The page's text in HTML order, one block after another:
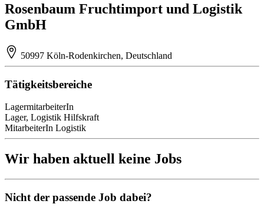
Rosenbaum Fruchtimport und Logistik
GmbH
50997 Köln-Rodenkirchen, Deutschland
Tätigkeitsbereiche
LagermitarbeiterIn
Lager, Logistik Hilfskraft
MitarbeiterIn Logistik
Wir haben aktuell keine Jobs
Nicht der passende Job dabei?